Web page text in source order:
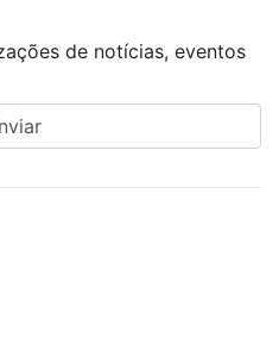
de notícias, eventos